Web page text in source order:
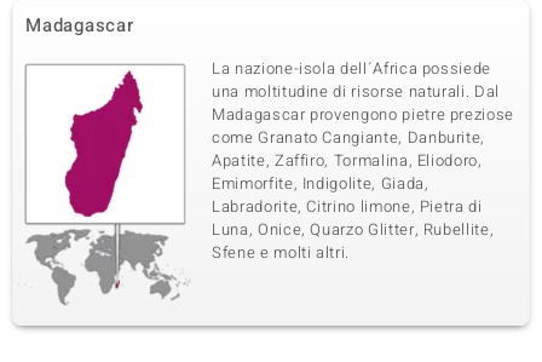
Madagascar
La nazione-isola dell´Africa possiede
una moltitudine di risorse naturali. Dal
Madagascar provengono pietre preziose
come Granato Cangiante, Danburite,
Apatite, Zaffiro, Tormalina, Eliodoro,
Emimorfite, Indigolite, Giada,
Labradorite, Citrino limone, Pietra di
Luna, Onice, Quarzo Glitter, Rubellite,
Sfene e molti altri.